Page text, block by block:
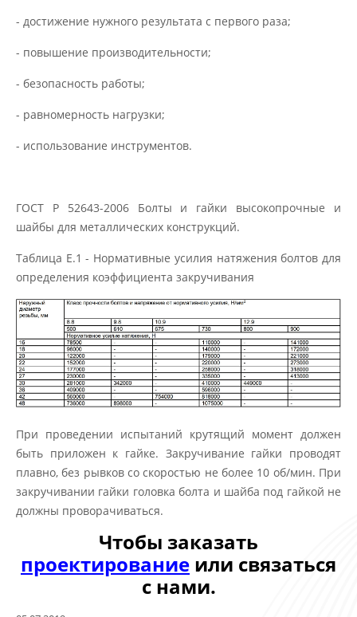
- достижение нужного результата с первого раза;
- повышение производительности;
- безопасность работы;
- равномерность нагрузки;
- использование инструментов.
ГОСТ Р 52643-2006 Болты и гайки высокопрочные и
шайбы для металлических конструкций.
Таблица Е.1 - Нормативные усилия натяжения болтов для
определения коэффициента закручивания
При проведении испытаний крутящий момент должен
быть приложен к гайке. Закручивание гайки проводят
плавно, без рывков со скоростью не более 10 об/мин. При
закручивании гайки головка болта и шайба под гайкой не
должны проворачиваться.
Чтобы заказать
проектирование или связаться
с нами.